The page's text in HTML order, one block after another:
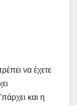
να έχετε
και η